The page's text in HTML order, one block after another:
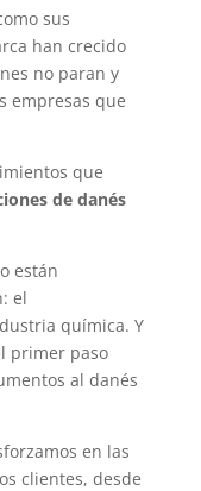
sus
han crecido
no paran y
empresas que
que
de danés
están
el
química. Y
primer paso
al danés
en las
clientes, desde